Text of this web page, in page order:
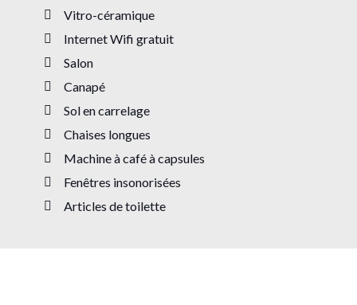
Vitro-céramique
Internet Wifi gratuit
Salon
Canapé
Sol en carrelage
Chaises longues
Machine à café à capsules
Fenêtres insonorisées
Articles de toilette